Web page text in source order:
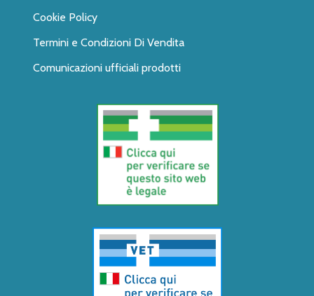
Cookie Policy
Termini e Condizioni Di Vendita
Comunicazioni ufficiali prodotti